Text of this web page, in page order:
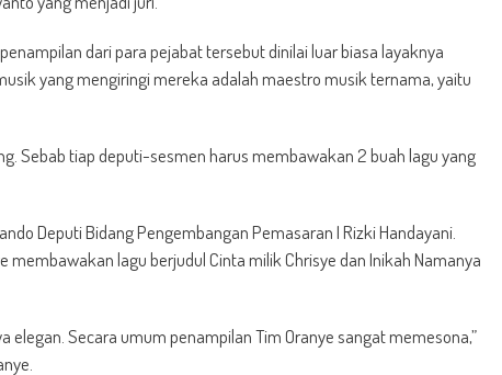
dari para pejabat tersebut dinilai luar biasa layaknya
yang mengiringi mereka adalah maestro musik ternama, yaitu
Sebab tiap deputi-sesmen harus membawakan 2 buah lagu yang
Deputi Bidang Pengembangan Pemasaran I Rizki Handayani.
membawakan lagu berjudul Cinta milik Chrisye dan Inikah Namanya
elegan. Secara umum penampilan Tim Oranye sangat memesona,”